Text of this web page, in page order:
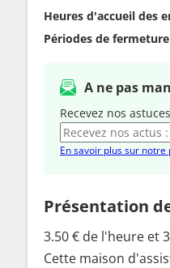
Heures d'accueil des
Périodes de
A ne pas
Recevez nos
En savoir plus sur
Présentation
3.50 € de l'heure et
Cette maison